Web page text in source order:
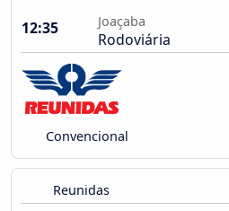
12:35
Joaçaba
Rodoviária
Convencional
Reunidas